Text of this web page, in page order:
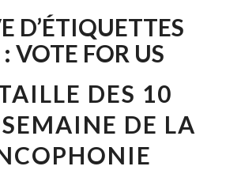
D’ÉTIQUETTES
VOTE FOR US
DES 10
DE LA